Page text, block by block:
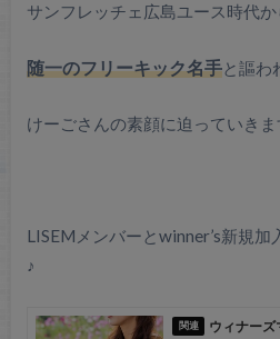
サンフレッチェ広島ユース時代か
随一のフリーキック名手と謳わ
けーごさんの素顔に迫っていきま
LISEMメンバーとwinner’s新規
♪
ウィナーズ